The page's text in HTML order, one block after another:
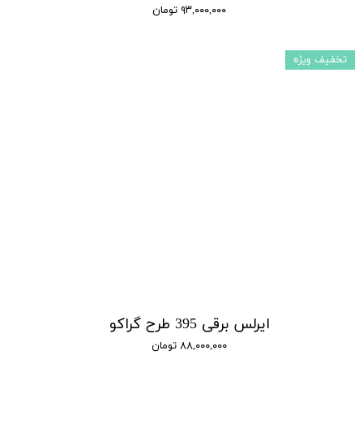
۹۳,۰۰۰,۰۰۰ تومان
ایرلس برقی 395 طرح گراکو
۸۸,۰۰۰,۰۰۰ تومان
تخفیف ویژه